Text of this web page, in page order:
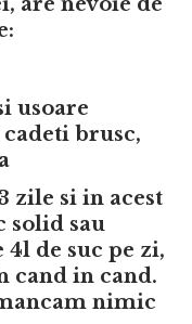
usoare
brusc,
zile si in acest
solid sau
4l de suc pe zi,
cand in cand.
nimic